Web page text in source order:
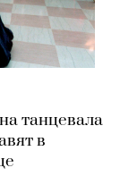
танцевала
в